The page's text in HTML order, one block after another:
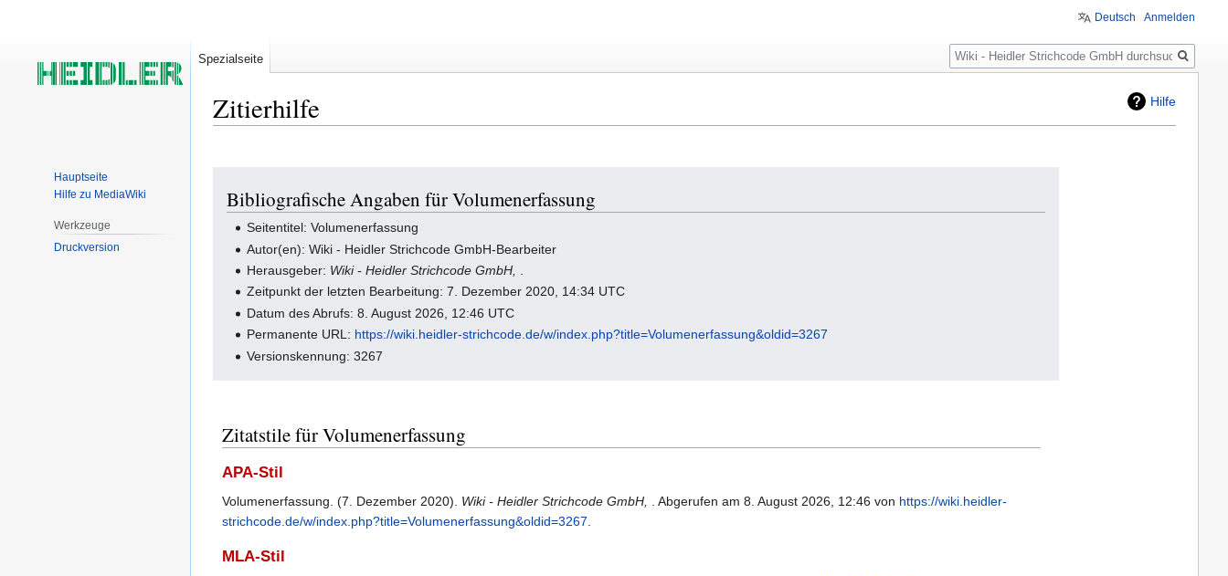
Hilfe
Zitierhilfe
Navigation
springen
Suche
springen
Bibliografische Angaben für Volumenerfassung
Seitentitel: Volumenerfassung
Autor(en): Wiki - Heidler Strichcode GmbH-Bearbeiter
Herausgeber: Wiki - Heidler Strichcode GmbH,
Zeitpunkt der letzten Bearbeitung: 7. Dezember 2020, 14:34 UTC
Datum des Abrufs: 8. August 2026, 12:46 UTC
Permanente URL: https://wiki.heidler-strichcode.de/w/index.php?title=Volumenerfassung&oldid=3267
Versionskennung: 3267
Zitatstile für Volumenerfassung
APA-Stil
Volumenerfassung. (7. Dezember 2020). Wiki - Heidler Strichcode GmbH, . Abgerufen am 8. August 2026, 12:46 von https://wiki.heidler-
strichcode.de/w/index.php?title=Volumenerfassung&oldid=3267
MLA-Stil
Deutsch Anmelden
Spezialseite
Suche
Hauptseite
Hilfe zu MediaWiki
Werkzeuge
Druckversion